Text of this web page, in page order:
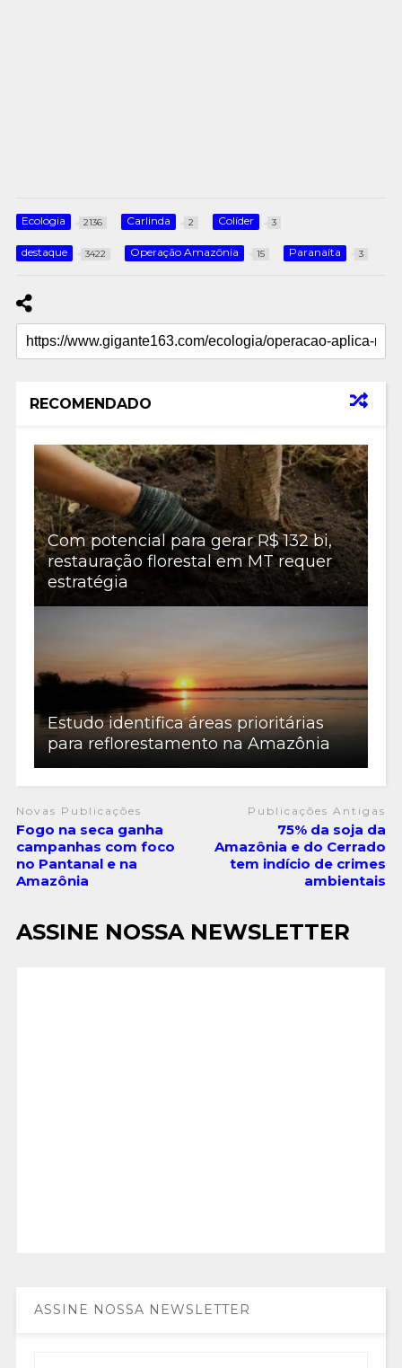
Ecologia 2136 Carlinda 2 Colíder 3
destaque 3422 Operação Amazônia 15 Paranaíta 3
RECOMENDADO
Com potencial para gerar R$ 132 bi,
restauração florestal em MT requer
estratégia
Estudo identifica áreas prioritárias
para reflorestamento na Amazônia
Novas Publicações
Fogo na seca ganha
campanhas com foco
no Pantanal e na
Amazônia
Publicações Antigas
75% da soja da
Amazônia e do Cerrado
tem indício de crimes
ambientais
ASSINE NOSSA NEWSLETTER
ASSINE NOSSA NEWSLETTER